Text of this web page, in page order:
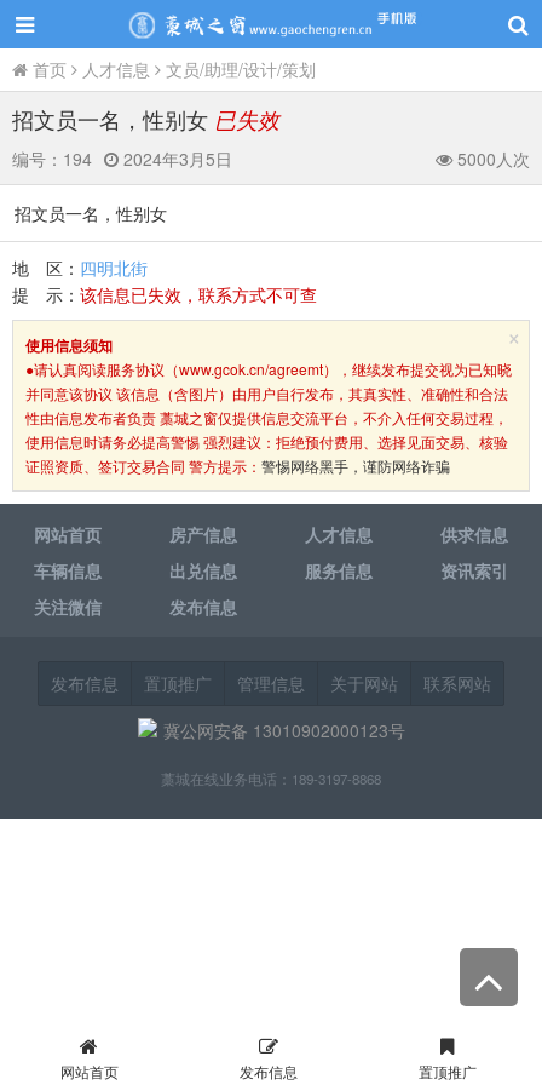
首页 人才信息 文员/助理/设计/策划
招文员一名，性别女 已失效
编号： 194 2024年3月5日 5000人次
招文员一名，性别女
地 区： 四明北街
提 示： 该信息已失效，联系方式不可查
×
使用信息须知
●请认真阅读服务协议（www.gcok.cn/agreemt），继续发布提交视为已知晓
并同意该协议 该信息（含图片）由用户自行发布，其真实性、准确性和合法
性由信息发布者负责 藁城之窗仅提供信息交流平台，不介入任何交易过程，
使用信息时请务必提高警惕 强烈建议：拒绝预付费用、选择见面交易、核验
证照资质、签订交易合同 警方提示： 警惕网络黑手，谨防网络诈骗
网站首页 房产信息 人才信息
供求信息
车辆信息
出兑信息 服务信息
资讯索引
关注微信
发布信息
发布信息 置顶推广 管理信息 关于网站
联系网站
冀公网安备 13010902000123号
藁城在线业务电话：189-3197-8868
网站首页 发布信息 置顶推广